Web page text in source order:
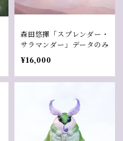
森田悠揮「スプレンダー・
サラマンダー」データのみ
¥16,000